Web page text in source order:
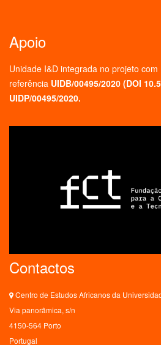
Apoio
Unidade I&D integrada no projeto com
referência UIDB/00495/2020 (DOI
UIDP/00495/2020.
Contactos
Centro de Estudos Africanos da
Via panorâmica, s/n
4150-564 Porto
Portugal